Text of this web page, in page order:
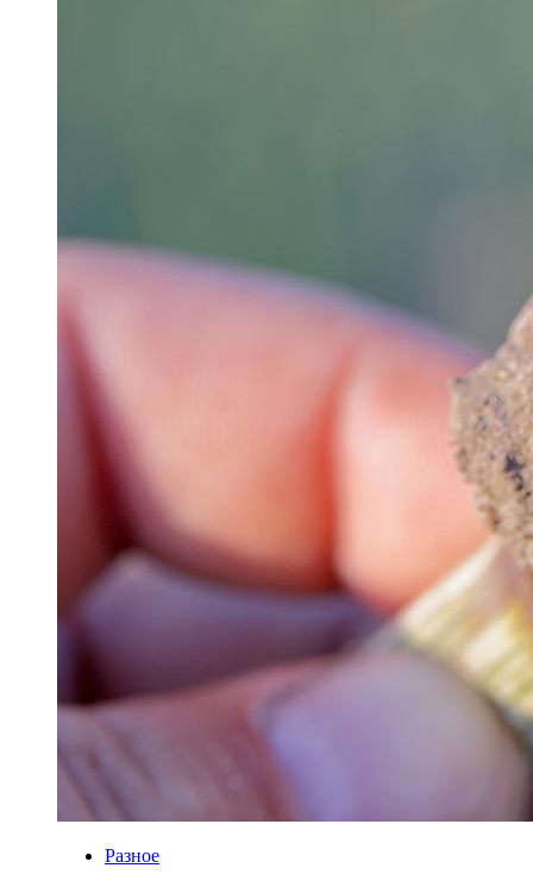
Разное